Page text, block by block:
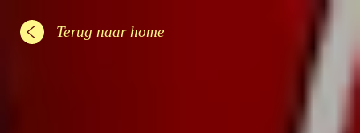
Terug naar home